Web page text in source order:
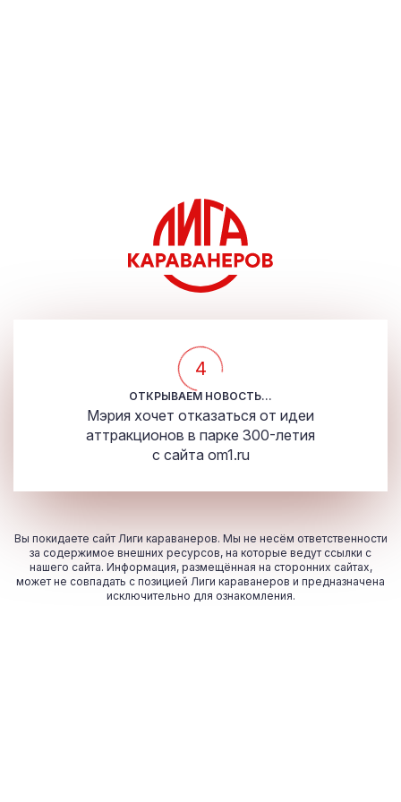
4
ОТКРЫВАЕМ НОВОСТЬ...
Мэрия хочет отказаться от идеи
аттракционов в парке 300-летия
с сайта om1.ru
Вы покидаете сайт Лиги караванеров. Мы не несём ответственности
за содержимое внешних ресурсов, на которые ведут ссылки с
нашего сайта. Информация, размещённая на сторонних сайтах,
может не совпадать с позицией Лиги караванеров и предназначена
исключительно для ознакомления.